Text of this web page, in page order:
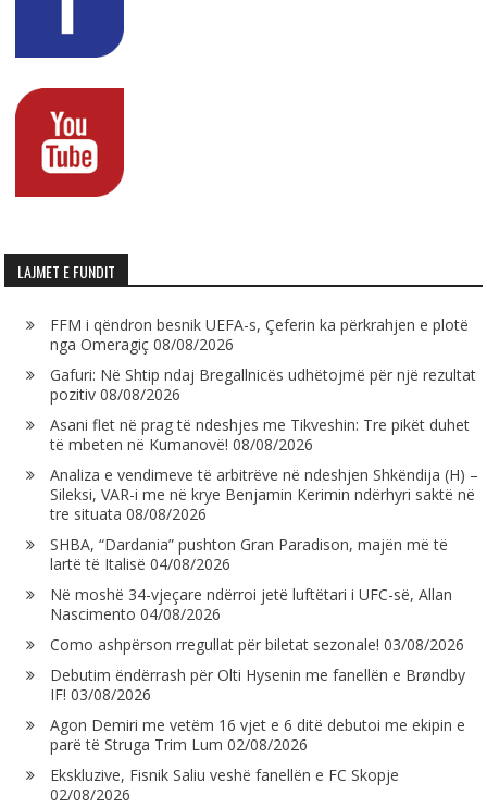
LAJMET E FUNDIT
FFM i qëndron besnik UEFA-s, Çeferin ka përkrahjen e plotë
nga Omeragiç 08/08/2026
Gafuri: Në Shtip ndaj Bregallnicës udhëtojmë për një rezultat
pozitiv 08/08/2026
Asani flet në prag të ndeshjes me Tikveshin: Tre pikët duhet
të mbeten në Kumanovë! 08/08/2026
Analiza e vendimeve të arbitrëve në ndeshjen Shkëndija (H) –
Sileksi, VAR-i me në krye Benjamin Kerimin ndërhyri saktë në
tre situata 08/08/2026
SHBA, “Dardania” pushton Gran Paradison, majën më të
lartë të Italisë 04/08/2026
Në moshë 34-vjeçare ndërroi jetë luftëtari i UFC-së, Allan
Nascimento 04/08/2026
Como ashpërson rregullat për biletat sezonale! 03/08/2026
Debutim ëndërrash për Olti Hysenin me fanellën e Brøndby
IF! 03/08/2026
Agon Demiri me vetëm 16 vjet e 6 ditë debutoi me ekipin e
parë të Struga Trim Lum 02/08/2026
Ekskluzive, Fisnik Saliu veshë fanellën e FC Skopje
02/08/2026